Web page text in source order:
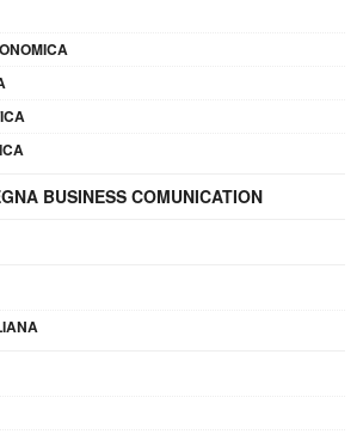
BUSINESS COMUNICATION